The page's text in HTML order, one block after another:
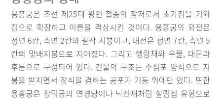
용흥궁은 조선 제25대 왕인 철종의 잠저로서 초가집을 기와
집으로 확장하고 이름을 격상시킨 것이다. 용흥궁의 외전은
정면 6칸, 측면 2칸의 팔작 지붕이고, 내전은 정면 7칸, 측면 5
칸의 맞배지붕으로 지어졌다. 그리고 행랑채와 우물, 대문과
후문으로 구성되어 있다. 건물의 구조는 주심포 양식으로 지
붕을 받치면서 장식을 겸하는 공포가 기둥 위에만 있다. 또한
용흥궁은 창덕궁의 연경당이나 낙선재처럼 살림집 유형으로